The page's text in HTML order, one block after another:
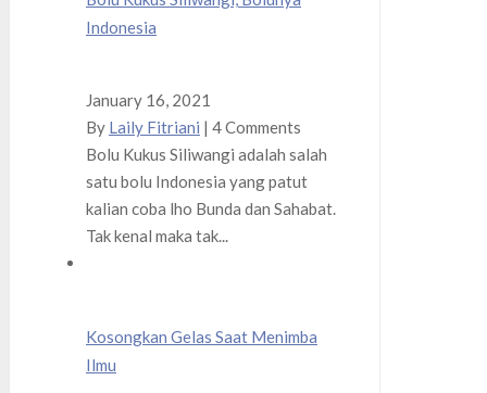
Indonesia
January 16, 2021
By Laily Fitriani | 4 Comments
Bolu Kukus Siliwangi adalah salah
satu bolu Indonesia yang patut
kalian coba lho Bunda dan Sahabat.
Tak kenal maka tak...
Kosongkan Gelas Saat Menimba
Ilmu